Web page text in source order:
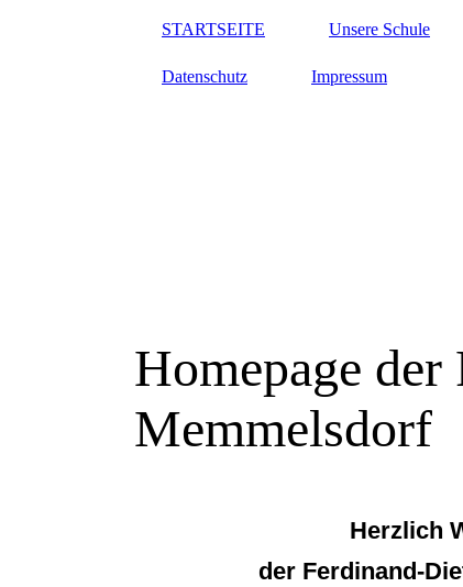
STARTSEITE Unsere Schule
Datenschutz Impressum
Homepage
Memmelsdorf
Herzlich
der Ferdinand-